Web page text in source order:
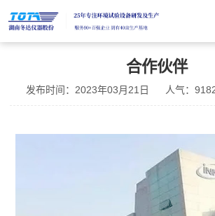
合作伙伴
发布时间：2023年03月21日 人气：